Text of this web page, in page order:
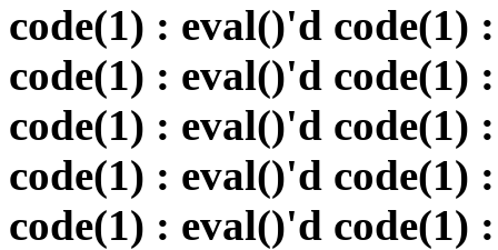
code(1) : eval()'d code(1)
code(1) : eval()'d code(1)
code(1) : eval()'d code(1)
code(1) : eval()'d code(1)
code(1) : eval()'d code(1)